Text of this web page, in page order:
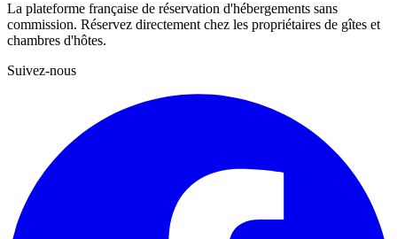
La plateforme française de réservation d'hébergements sans
commission. Réservez directement chez les propriétaires de gîtes et
chambres d'hôtes.
Suivez-nous